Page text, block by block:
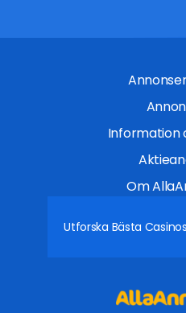
Information
Om
Utforska Bästa